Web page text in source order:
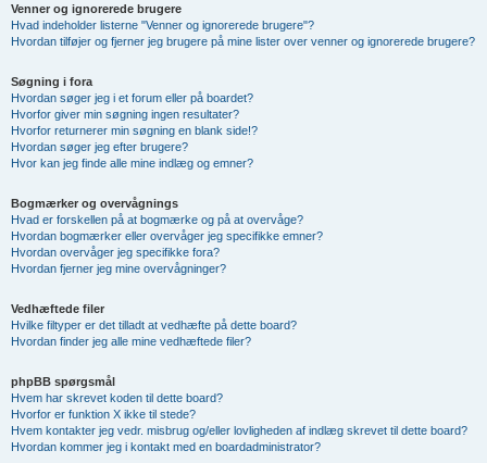
Venner og ignorerede brugere
Hvad indeholder listerne "Venner og ignorerede brugere"?
Hvordan tilføjer og fjerner jeg brugere på mine lister over venner og ignorerede brugere?
Søgning i fora
Hvordan søger jeg i et forum eller på boardet?
Hvorfor giver min søgning ingen resultater?
Hvorfor returnerer min søgning en blank side!?
Hvordan søger jeg efter brugere?
Hvor kan jeg finde alle mine indlæg og emner?
Bogmærker og overvågnings
Hvad er forskellen på at bogmærke og på at overvåge?
Hvordan bogmærker eller overvåger jeg specifikke emner?
Hvordan overvåger jeg specifikke fora?
Hvordan fjerner jeg mine overvågninger?
Vedhæftede filer
Hvilke filtyper er det tilladt at vedhæfte på dette board?
Hvordan finder jeg alle mine vedhæftede filer?
phpBB spørgsmål
Hvem har skrevet koden til dette board?
Hvorfor er funktion X ikke til stede?
Hvem kontakter jeg vedr. misbrug og/eller lovligheden af indlæg skrevet til dette board?
Hvordan kommer jeg i kontakt med en boardadministrator?